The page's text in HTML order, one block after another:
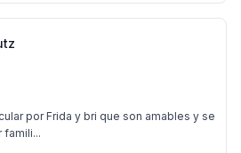
por Frida y bri que son amables y se
famili...